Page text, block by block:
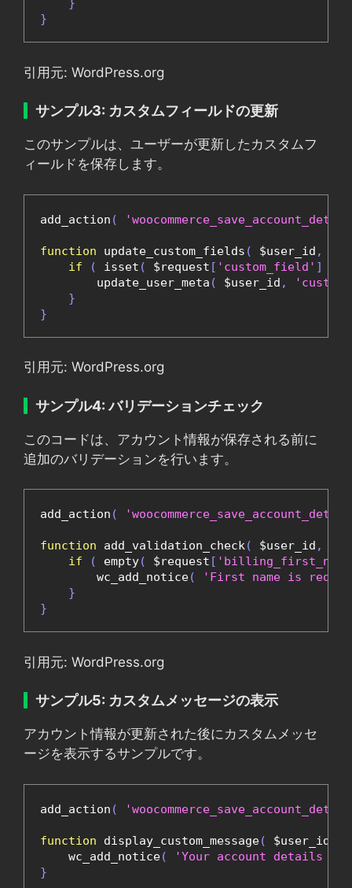
}
}
引用元: WordPress.org
サンプル3: カスタムフィールドの更新
このサンプルは、ユーザーが更新したカスタムフ
ィールドを保存します。
add_action (
function update_custom_fields ( $user_id ,
if
( isset ( $request [ 'custom_field' ]
        update_user_meta
( $user_id ,
}
}
引用元: WordPress.org
サンプル4: バリデーションチェック
このコードは、アカウント情報が保存される前に
追加のバリデーションを行います。
add_action (
function add_validation_check( $user_id ,
if
( empty( $request [
        wc_add_notice
(
'First name is
}
}
引用元: WordPress.org
サンプル5: カスタムメッセージの表示
アカウント情報が更新された後にカスタムメッセ
ージを表示するサンプルです。
add_action (
function display_custom_message( $user_id
    wc_add_notice
(
'Your account details
}